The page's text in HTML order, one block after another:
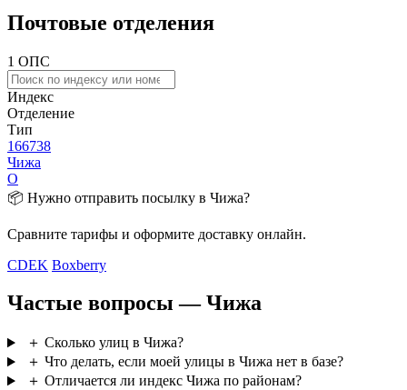
Почтовые отделения
1 ОПС
Индекс
Отделение
Тип
166738
Чижа
О
📦 Нужно отправить посылку в Чижа?
Сравните тарифы и оформите доставку онлайн.
CDEK Boxberry
Частые вопросы — Чижа
＋ Сколько улиц в Чижа?
＋ Что делать, если моей улицы в Чижа нет в базе?
＋ Отличается ли индекс Чижа по районам?